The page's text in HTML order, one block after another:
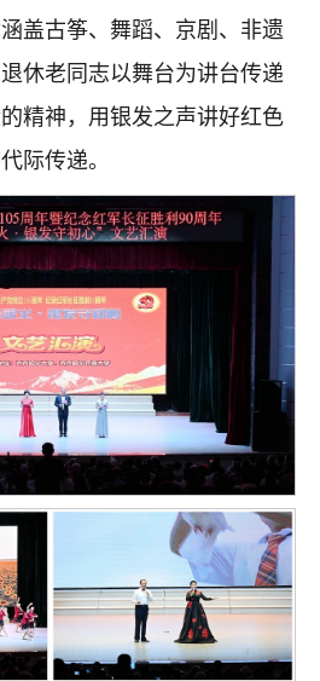
盖古筝、舞蹈、京剧、非遗
休老同志以舞台为讲台传递
精神，用银发之声讲好红色
际传递。